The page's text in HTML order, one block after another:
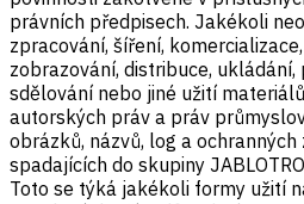
právních předpisech. Jakékoli
zpracování, šíření,
zobrazování, distribuce, ukládání,
sdělování nebo jiné užití
autorských práv a práv
obrázků, názvů, log a
spadajících do skupiny
Toto se týká jakékoli formy užití